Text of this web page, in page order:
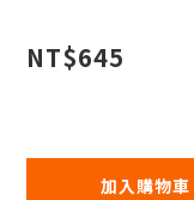
NT$645
加入購物車